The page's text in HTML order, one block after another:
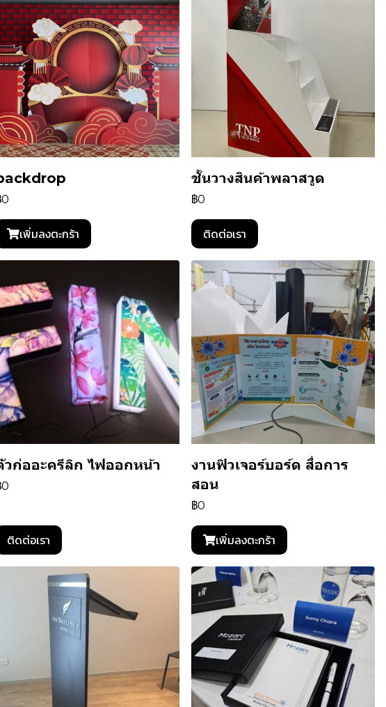
เพิ่มลงตะกร้า
ชั้นวางสินค้าพลาสวูด
฿0
ติดต่อเรา
วก่ออะครีลิก ไฟออกหน้า
ติดต่อเรา
งานฟิวเจอร์บอร์ด สื่อการ
สอน
฿0
เพิ่มลงตะกร้า